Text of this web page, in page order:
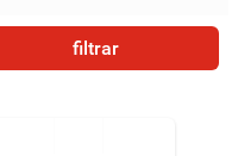
filtrar